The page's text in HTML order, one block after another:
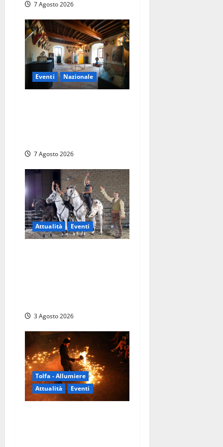
7 Agosto 2026
Eventi Nazionale
7 Agosto 2026
Attualità Eventi
3 Agosto 2026
Tolfa - Allumiere
Attualità
Eventi